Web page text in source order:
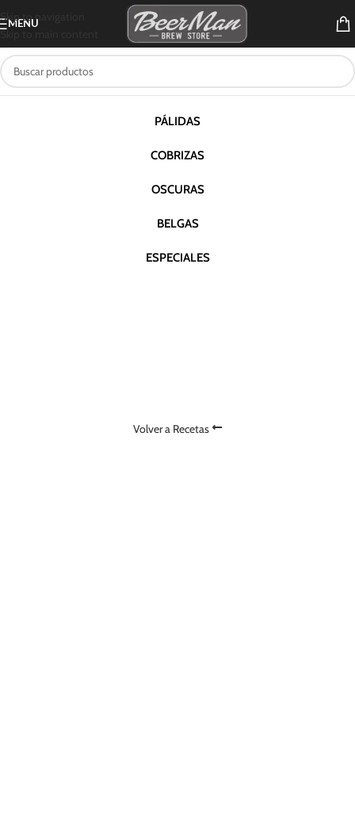
Skip to navigation
Skip to main content
MENU
PÁLIDAS
COBRIZAS
OSCURAS
BELGAS
ESPECIALES
Volver a Recetas